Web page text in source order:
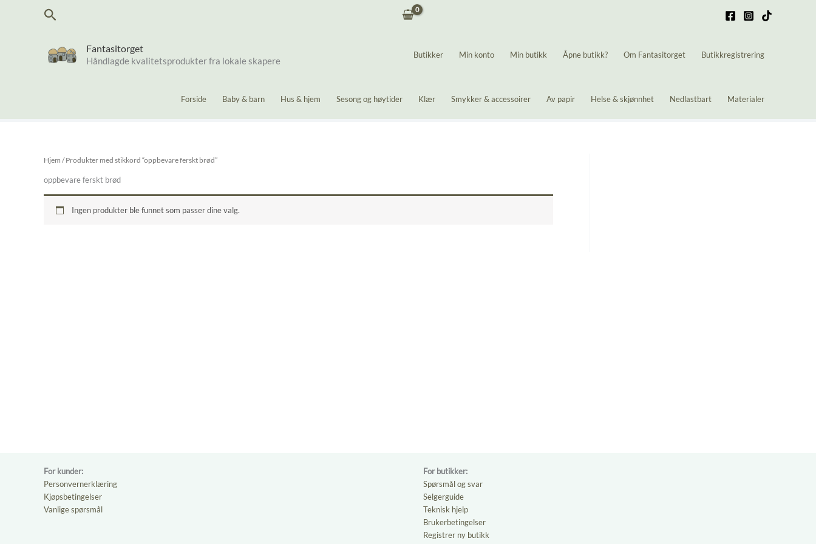
Søk
Fantasitorget
Håndlagde kvalitetsprodukter fra lokale skapere
Butikker Min konto Min butikk Åpne butikk? Om Fantasitorget Butikkregistrering
Forside Baby & barn Hus & hjem Sesong og høytider Klær Smykker & accessoirer Av papir Helse & skjønnhet Nedlastbart Materialer
Hjem / Produkter med stikkord “oppbevare ferskt brød”
oppbevare ferskt brød
Ingen produkter ble funnet som passer dine valg.
For kunder:
Personvernerklæring
Kjøpsbetingelser
Vanlige spørsmål
For butikker:
Spørsmål og svar
Selgerguide
Teknisk hjelp
Brukerbetingelser
Registrer ny butikk